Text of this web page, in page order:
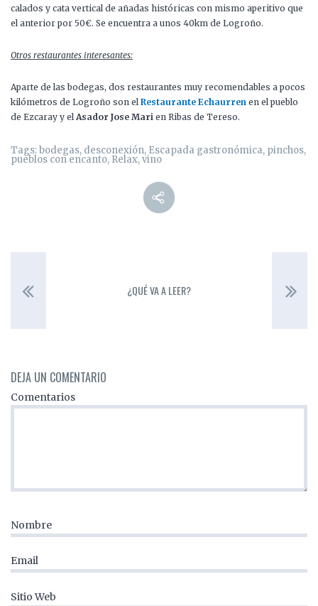
calados y cata vertical de añadas históricas con mismo aperitivo que
el anterior por 50€. Se encuentra a unos 40km de Logroño.
Otros restaurantes interesantes:
Aparte de las bodegas, dos restaurantes muy recomendables a pocos
kilómetros de Logroño son el Restaurante Echaurren en el pueblo
de Ezcaray y el Asador Jose Mari en Ribas de Tereso.
Tags:bodegas, desconexión, Escapada gastronómica, pinchos,
pueblos con encanto, Relax,vino
¿QUÉ VA A LEER?
DEJA UN COMENTARIO
Comentarios
Nombre
Email
Sitio Web